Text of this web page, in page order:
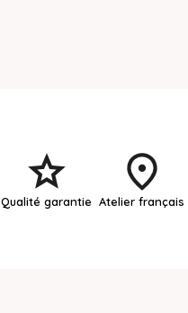
Qualité garantie Atelier français